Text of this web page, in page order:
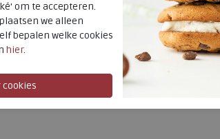
Materiaal
Wijdtemaat
Uitneembaar
om te accepteren.
we alleen
bepalen welke cookies
hier.